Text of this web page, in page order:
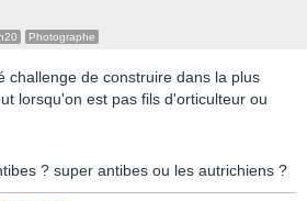
Photographe
challenge de construire dans la plus
lorsqu'on est pas fils d'orticulteur ou
? super antibes ou les autrichiens ?